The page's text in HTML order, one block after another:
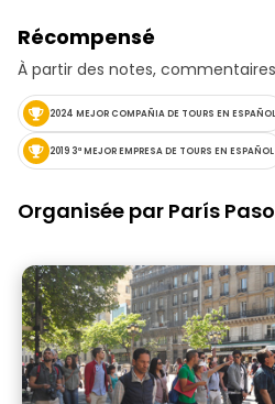
Récompensé
À partir des notes,
2024 MEJOR COMPAÑIA DE TOURS EN ESPAÑOL
2019 3ª MEJOR EMPRESA DE TOURS EN ESPAÑOL
Organisée par París